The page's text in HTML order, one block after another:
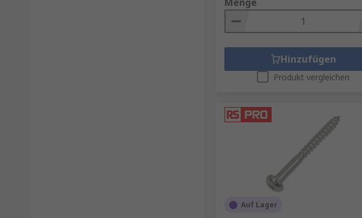
Hinzufügen
Produkt vergleichen
Auf Lager